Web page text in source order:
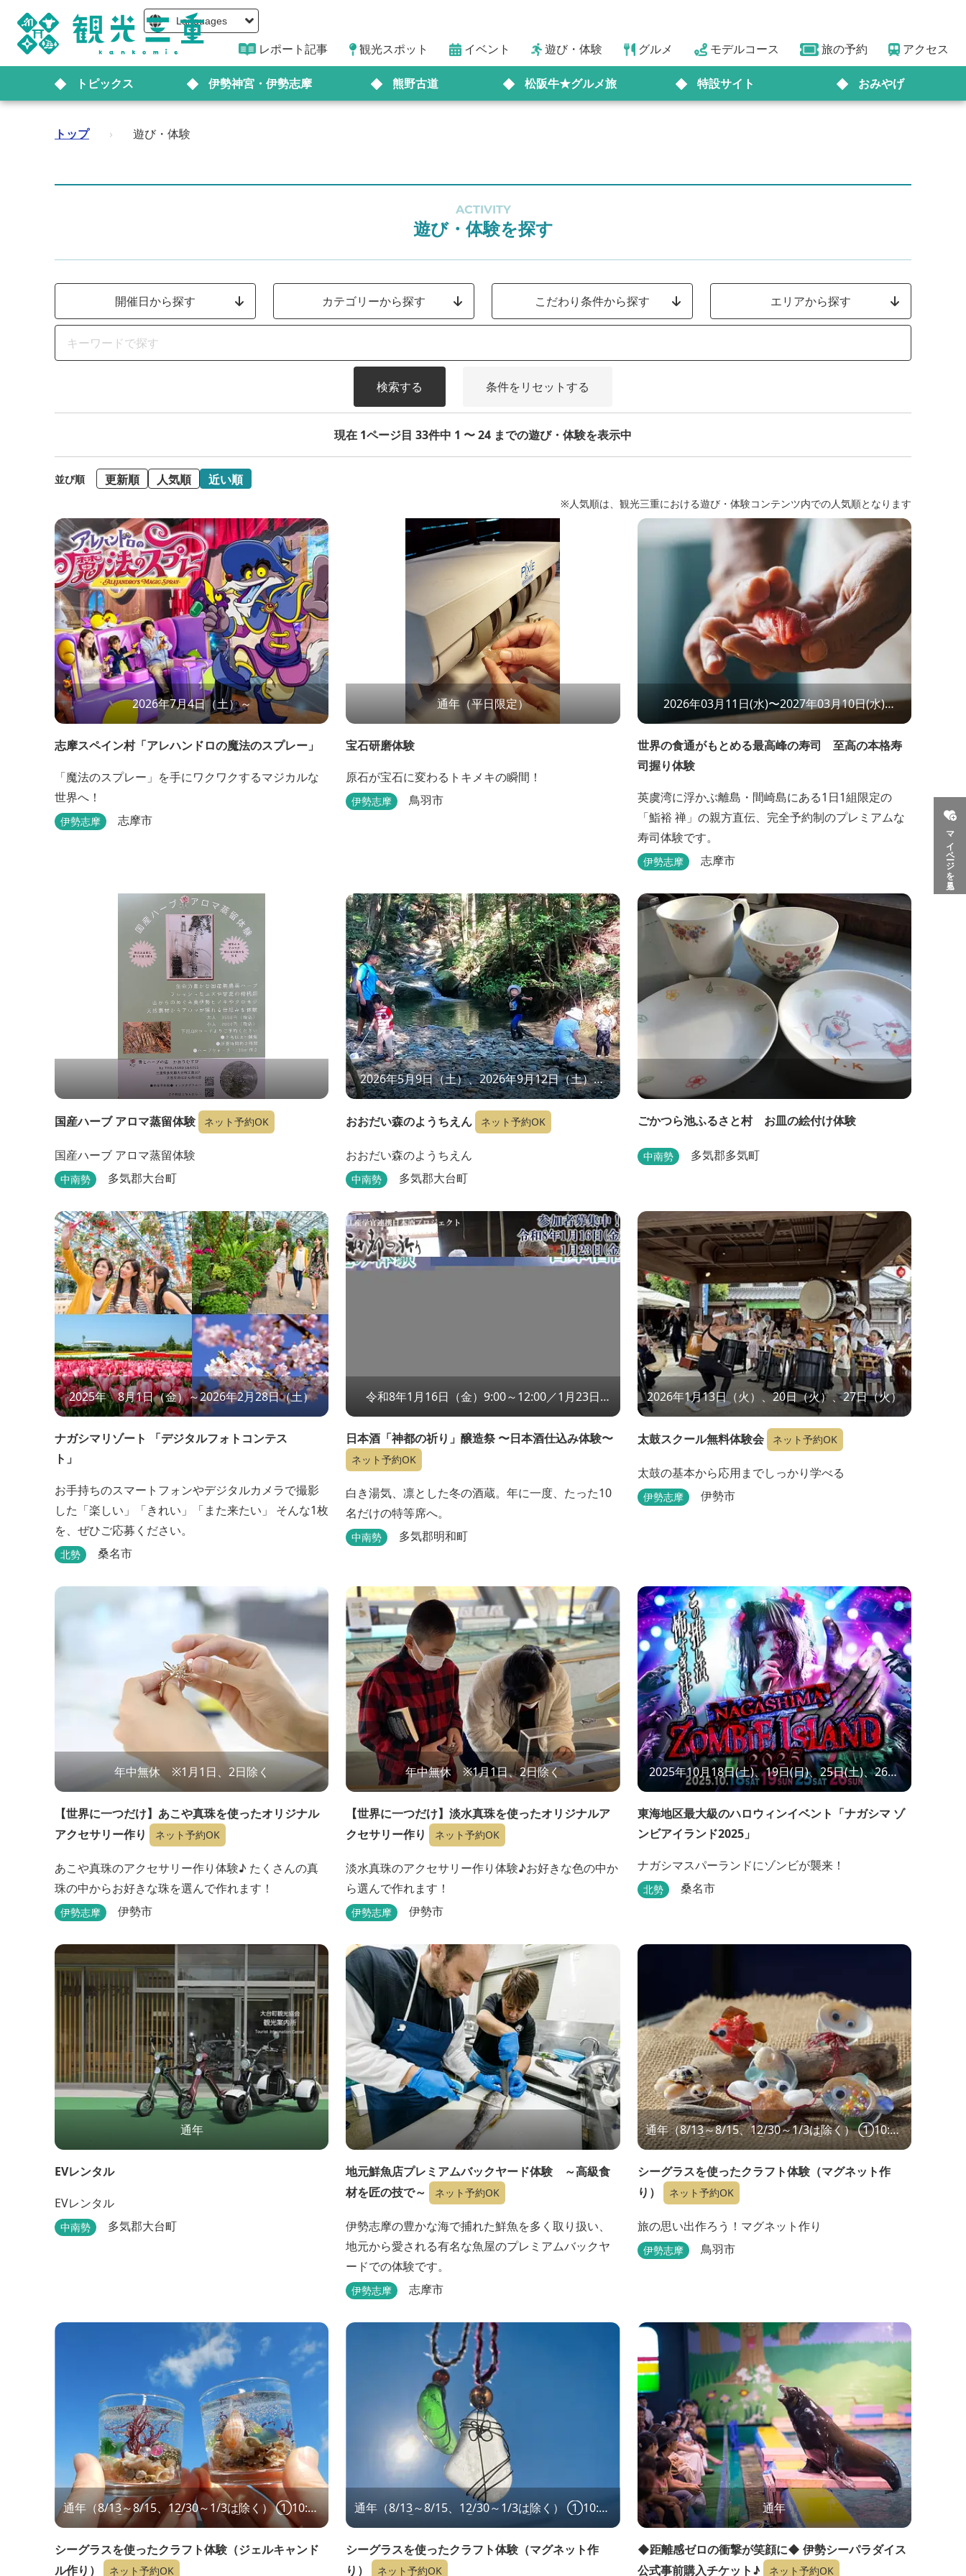
Languages
レポート記事 観光スポット イベント 遊び・体験 グルメ モデルコース 旅の予約 アクセス
トピックス 伊勢神宮・伊勢志摩 熊野古道 松阪牛★グルメ旅 特設サイト おみやげ
マイページを見る
トップ › 遊び・体験
ACTIVITY
遊び・体験を探す
開催日から探す カテゴリーから探す こだわり条件から探す エリアから探す
検索する 条件をリセットする
現在 1ページ目 33件中 1 〜 24 までの遊び・体験を表示中
並び順 更新順 人気順 近い順
※人気順は、観光三重における遊び・体験コンテンツ内での人気順となります
2026年7月4日（土）～
志摩スペイン村「アレハンドロの魔法のスプレー」
「魔法のスプレー」を手にワクワクするマジカルな
世界へ！
伊勢志摩 志摩市
通年（平日限定）
宝石研磨体験
原石が宝石に変わるトキメキの瞬間！
伊勢志摩 鳥羽市
2026年03月11日(水)〜2027年03月10日(水)
12:00〜13:30
世界の食通がもとめる最高峰の寿司 至高の本格寿
司握り体験
英虞湾に浮かぶ離島・間崎島にある1日1組限定の
「鮨裕 禅」の親方直伝、完全予約制のプレミアムな
寿司体験です。
伊勢志摩 志摩市
国産ハーブ アロマ蒸留体験 ネット予約OK
国産ハーブ アロマ蒸留体験
中南勢 多気郡大台町
2026年5月9日（土）、2026年9月12日（土）、
2026年11月7日（土）、2026年12月19日（土）
おおだい森のようちえん
ネット予約OK
おおだい森のようちえん
中南勢 多気郡大台町
ごかつら池ふるさと村 お皿の絵付け体験
中南勢 多気郡多気町
2025年 8月1日（金）～2026年2月28日（土）
ナガシマリゾート 「デジタルフォトコンテス
ト」
お手持ちのスマートフォンやデジタルカメラで撮影
した「楽しい」「きれい」「また来たい」 そんな1枚
を、ぜひご応募ください。
北勢 桑名市
令和8年1月16日（金）9:00～12:00／1月23日
日本酒「神都の祈り」醸造祭 〜日本酒仕込み体験〜
ネット予約OK
白き湯気、凛とした冬の酒蔵。年に一度、たった10
名だけの特等席へ。
中南勢 多気郡明和町
2026年1月13日（火）、20日（火）、27日（火）
太鼓スクール無料体験会 ネット予約OK
太鼓の基本から応用までしっかり学べる
伊勢志摩 伊勢市
年中無休 ※1月1日、2日除く
【世界に一つだけ】あこや真珠を使ったオリジナル
アクセサリー作り
ネット予約OK
あこや真珠のアクセサリー作り体験♪ たくさんの真
珠の中からお好きな珠を選んで作れます！
伊勢志摩 伊勢市
年中無休 ※1月1日、2日除く
【世界に一つだけ】淡水真珠を使ったオリジナルア
クセサリー作り
ネット予約OK
淡水真珠のアクセサリー作り体験♪お好きな色の中か
ら選んで作れます！
伊勢志摩 伊勢市
2025年10月18日(土)、19日(日)、25日(土)、26日
(日)
東海地区最大級のハロウィンイベント「ナガシマ ゾ
ンビアイランド2025」
ナガシマスパーランドにゾンビが襲来！
北勢 桑名市
通年
EVレンタル
EVレンタル
中南勢 多気郡大台町
地元鮮魚店プレミアムバックヤード体験 ～高級食
材を匠の技で～
ネット予約OK
伊勢志摩の豊かな海で捕れた鮮魚を多く取り扱い、
地元から愛される有名な魚屋のプレミアムバックヤ
ードでの体験です。
伊勢志摩 志摩市
通年（8/13～8/15、12/30～1/3は除く） ①10:00
～ ②12:00～ ③14:00～ ④16:00～
シーグラスを使ったクラフト体験（マグネット作
り）
ネット予約OK
旅の思い出作ろう！マグネット作り
伊勢志摩 鳥羽市
通年（8/13～8/15、12/30～1/3は除く） ①10:00
～ ②12:00～ ③14:00～ ④16:00～
シーグラスを使ったクラフト体験（ジェルキャンド
ル作り）
ネット予約OK
通年（8/13～8/15、12/30～1/3は除く） ①10:00
シーグラスを使ったクラフト体験（マグネット作
り）
ネット予約OK
通年
◆距離感ゼロの衝撃が笑顔に◆ 伊勢シーパラダイス
公式事前購入チケット♪
ネット予約OK